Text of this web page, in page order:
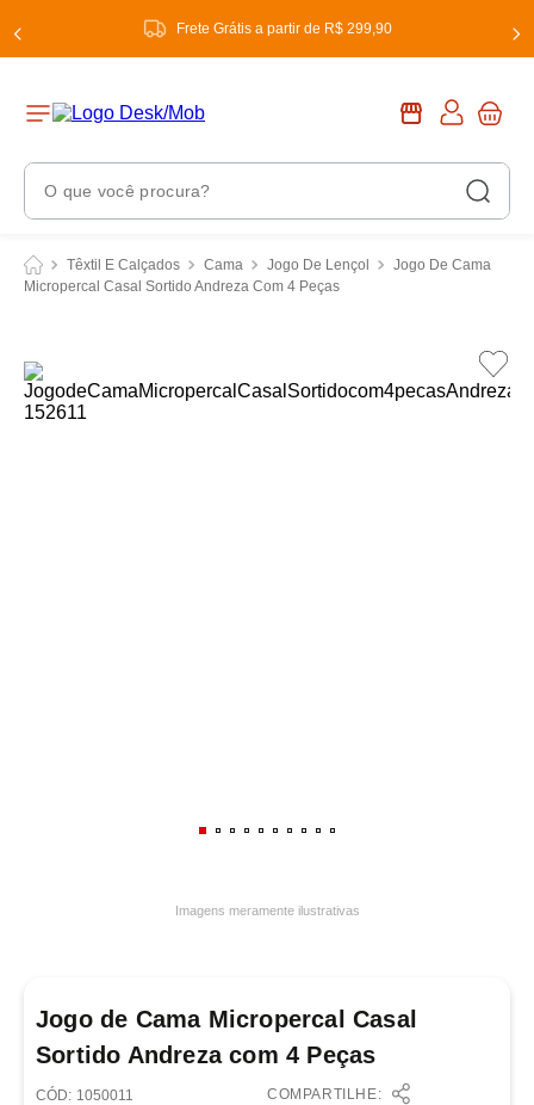
Frete Grátis a partir de R$ 299,90
O que você procura?
Têxtil E Calçados Cama Jogo De Lençol
Jogo De Cama
Micropercal Casal Sortido Andreza Com 4 Peças
Imagens meramente ilustrativas
Jogo de Cama Micropercal Casal
Sortido Andreza com 4 Peças
: 1050011 COMPARTILHE:
Termos Mais Buscados
1º
3º torneira
4º